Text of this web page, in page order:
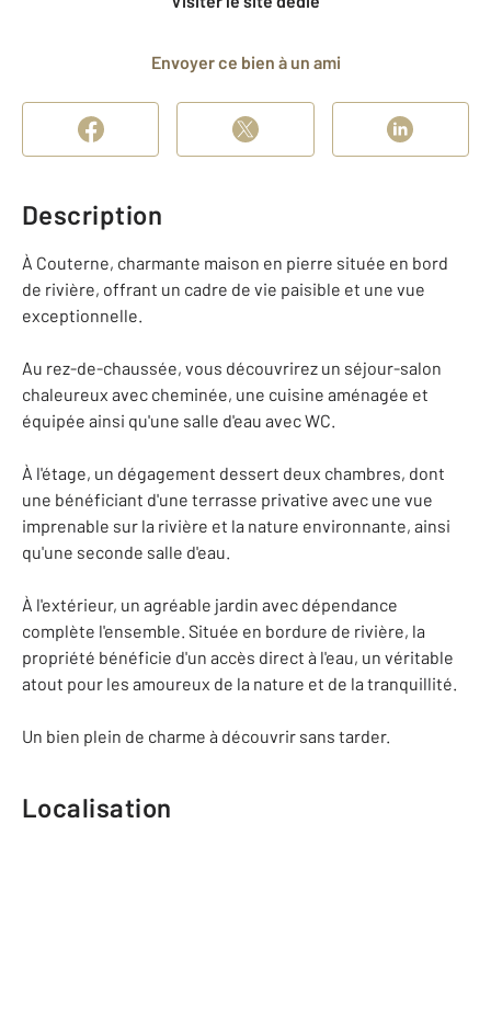
Envoyer ce bien à un ami
Description
À Couterne, charmante maison en pierre située en bord
de rivière, offrant un cadre de vie paisible et une vue
exceptionnelle.
Au rez-de-chaussée, vous découvrirez un séjour-salon
chaleureux avec cheminée, une cuisine aménagée et
équipée ainsi qu'une salle d'eau avec WC.
À l'étage, un dégagement dessert deux chambres, dont
une bénéficiant d'une terrasse privative avec une vue
imprenable sur la rivière et la nature environnante, ainsi
qu'une seconde salle d'eau.
À l'extérieur, un agréable jardin avec dépendance
complète l'ensemble. Située en bordure de rivière, la
propriété bénéficie d'un accès direct à l'eau, un véritable
atout pour les amoureux de la nature et de la tranquillité.
Un bien plein de charme à découvrir sans tarder.
Localisation